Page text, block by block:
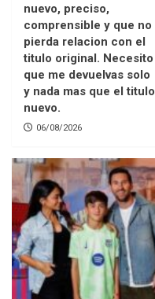
nuevo, preciso,
comprensible y que no
pierda relacion con el
titulo original. Necesito
que me devuelvas solo
y nada mas que el titulo
nuevo.
06/08/2026